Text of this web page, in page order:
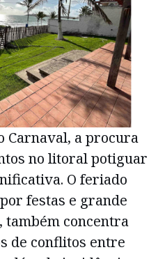
Carnaval, a procura
no litoral potiguar
O feriado
festas e grande
também concentra
de conflitos entre